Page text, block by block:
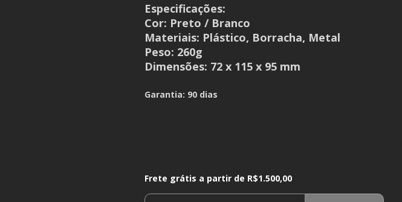
Especificações:
Cor: Preto / Branco
Materiais: Plástico, Borracha, Metal
Peso: 260g
Dimensões: 72 x 115 x 95 mm
Garantia: 90 dias
Frete grátis a partir deR$1.500,00
Frete grátis a partir de R$1.500,00